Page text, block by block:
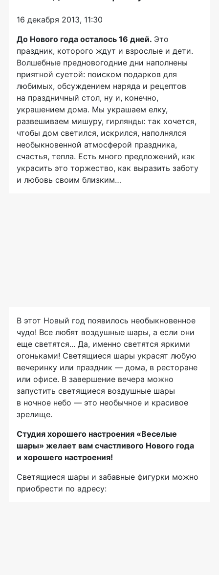
16 декабря 2013, 11:30
До Нового года осталось 16 дней. Это
праздник, которого ждут и взрослые и дети.
Волшебные предновогодние дни наполнены
приятной суетой: поиском подарков для
любимых, обсуждением наряда и рецептов
на праздничный стол, ну и, конечно,
украшением дома. Мы украшаем елку,
развешиваем мишуру, гирлянды: так хочется,
чтобы дом светился, искрился, наполнялся
необыкновенной атмосферой праздника,
счастья, тепла. Есть много предложений, как
украсить это торжество, как выразить заботу
и любовь своим близким…
В этот Новый год появилось необыкновенное
чудо! Все любят воздушные шары, а если они
еще светятся... Да, именно светятся яркими
огоньками! Светящиеся шары украсят любую
вечеринку или праздник — дома, в ресторане
или офисе. В завершение вечера можно
запустить светящиеся воздушные шары
в ночное небо — это необычное и красивое
зрелище.
Студия хорошего настроения «Веселые
шары» желает вам счастливого Нового года
и хорошего настроения!
Светящиеся шары и забавные фигурки можно
приобрести по адресу: